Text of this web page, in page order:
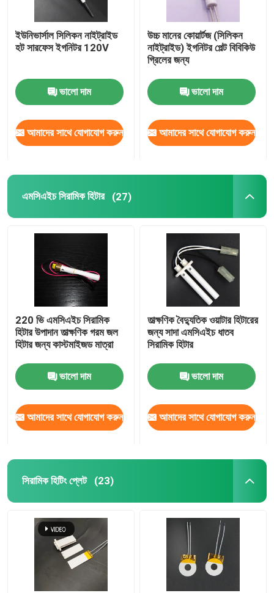
ইউনিভার্সাল সিলিকন নাইট্রাইড
হট সারফেস ইগনিটর 120V
ভালো দাম
আমাদের সাথে যোগাযোগ করুন
উচ্চ মানের কোয়ার্টজ (সিলিকন
নাইট্রাইড) ইগনিটর পেল্ট বিবিকিউ
গ্রিলের জন্য
ভালো দাম
আমাদের সাথে যোগাযোগ করুন
এমসিএইচ সিরামিক হিটার (27)
220 ভি এমসিএইচ সিরামিক
হিটার উপাদান তাত্ক্ষণিক গরম জল
হিটার জন্য কাস্টমাইজড মাত্রা
ভালো দাম
আমাদের সাথে যোগাযোগ করুন
তাত্ক্ষণিক বৈদ্যুতিক ওয়াটার হিটারের
জন্য সাদা এমসিএইচ ধাতব
সিরামিক হিটার
ভালো দাম
আমাদের সাথে যোগাযোগ করুন
সিরামিক হিটিং প্লেট (23)